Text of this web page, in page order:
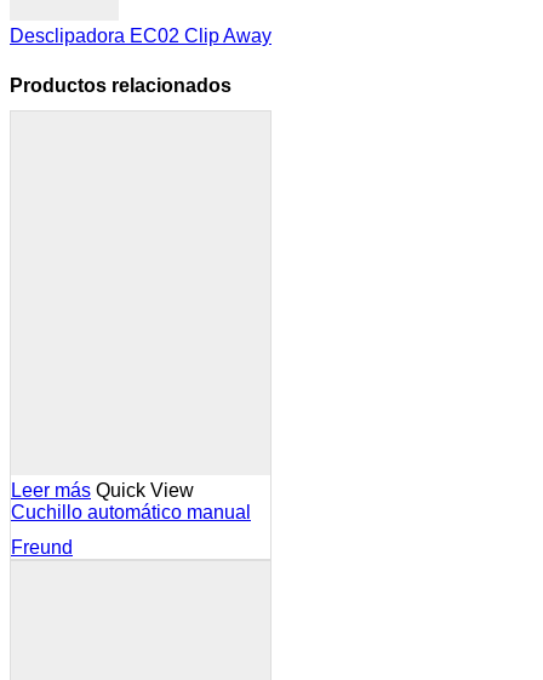
Desclipadora EC02 Clip Away
Productos relacionados
Leer más Quick View
Cuchillo automático manual
Freund